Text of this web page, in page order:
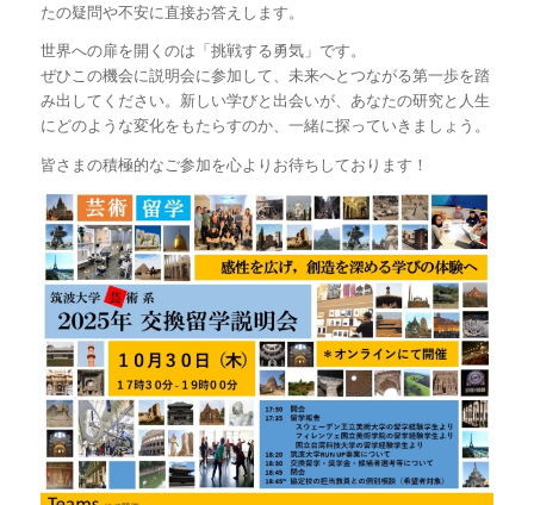
たの疑問や不安に直接お答えします。
世界への扉を開くのは「挑戦する勇気」です。
ぜひこの機会に説明会に参加して、未来へとつながる第一歩を踏
み出してください。新しい学びと出会いが、あなたの研究と人生
にどのような変化をもたらすのか、一緒に探っていきましょう。
皆さまの積極的なご参加を心よりお待ちしております！